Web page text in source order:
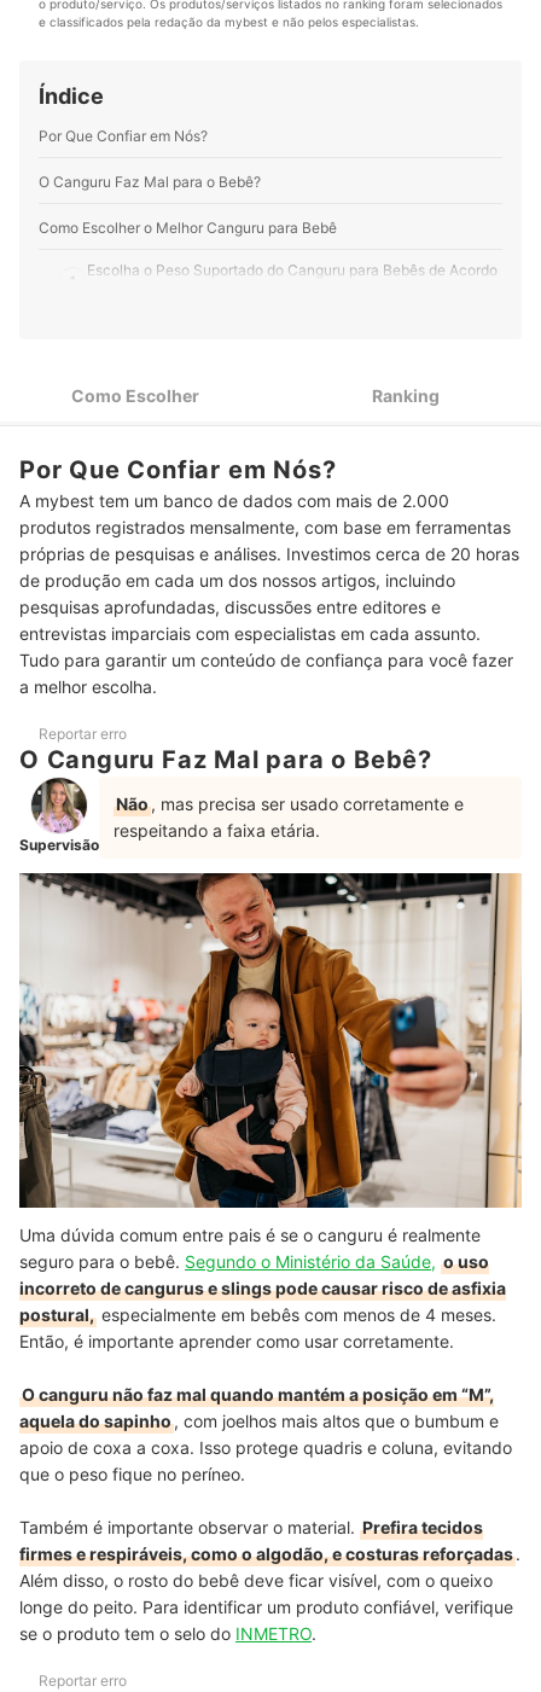
Copywriting, UX Writing e Ghostwriting. Gosto de
transformar informações e ideias em textos que
o produto/serviço. Os produtos/serviços listados no ranking foram selecionados
e classificados pela redação da mybest e não pelos especialistas.
Índice
Por Que Confiar em Nós?
O Canguru Faz Mal para o Bebê?
Como Escolher o Melhor Canguru para Bebê
1
Escolha o Peso Suportado do Canguru para Bebês de Acordo
Para Acompanhar o Crescimento e Diferentes Ocasiões, Opte
4
Quer Evitar Dores na Coluna? Escolha Canguru Ergonômico
com Alça Acolchoada e Cinto Estruturado
5
Quer Levar Itens como Mamadeiras e Lenços? Opte pelo
Canguru com Bolsos
Top 10 Melhores Cangurus para Bebês
Canguru ou Sling? Qual o Melhor?
Perguntas Frequentes sobre Canguru para Bebês
Até que Idade o Bebê Pode Usar o Canguru?
Quanto Tempo Posso Deixar o Bebê no Canguru?
Como Lavar o Canguru?
No Brasil, Existe Canguru para Gêmeos?
Confira Outras Indicações de Produtos para Passear com o Bebê
Como Escolher Ranking
Por Que Confiar em Nós?
A mybest tem um banco de dados com mais de 2.000
produtos registrados mensalmente, com base em ferramentas
próprias de pesquisas e análises. Investimos cerca de 20 horas
de produção em cada um dos nossos artigos, incluindo
pesquisas aprofundadas, discussões entre editores e
entrevistas imparciais com especialistas em cada assunto.
Tudo para garantir um conteúdo de confiança para você fazer
a melhor escolha.
Reportar erro
O Canguru Faz Mal para o Bebê?
Supervisão
Não, mas precisa ser usado corretamente e
respeitando a faixa etária.
Uma dúvida comum entre pais é se o canguru é realmente
seguro para o bebê. Segundo o Ministério da Saúde, o uso
incorreto de cangurus e slings pode causar risco de asfixia
postural, especialmente em bebês com menos de 4 meses.
Então, é importante aprender como usar corretamente.
O canguru não faz mal quando mantém a posição em “M”,
aquela do sapinho, com joelhos mais altos que o bumbum e
apoio de coxa a coxa. Isso protege quadris e coluna, evitando
que o peso fique no períneo.
Também é importante observar o material. Prefira tecidos
firmes e respiráveis, como o algodão, e costuras reforçadas.
Além disso, o rosto do bebê deve ficar visível, com o queixo
longe do peito. Para identificar um produto confiável, verifique
se o produto tem o selo do INMETRO.
Reportar erro